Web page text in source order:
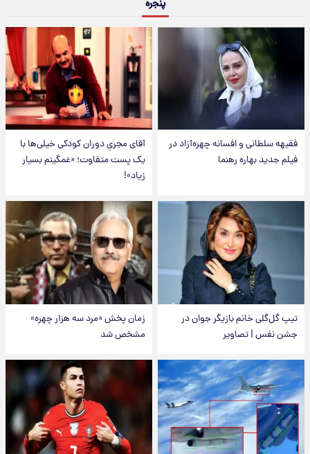
پنجره
فقیهه سلطانی و افسانه چهره‌آزاد در
فیلم جدید بهاره رهنما
آقای مجریِ دوران کودکی خیلی‌ها با
یک پست متفاوت؛ «غمگینم بسیار
زیاد»!
تیپ گل‌گلی خانم بازیگر جوان در
جشن نفس | تصاویر
زمان پخش «مرد سه هزار چهره»
مشخص شد